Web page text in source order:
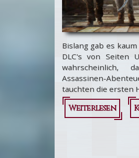
Bislang gab es
DLC's von Seiten
wahrscheinlich,
Assassinen-
tauchten die ersten
Weiterlesen